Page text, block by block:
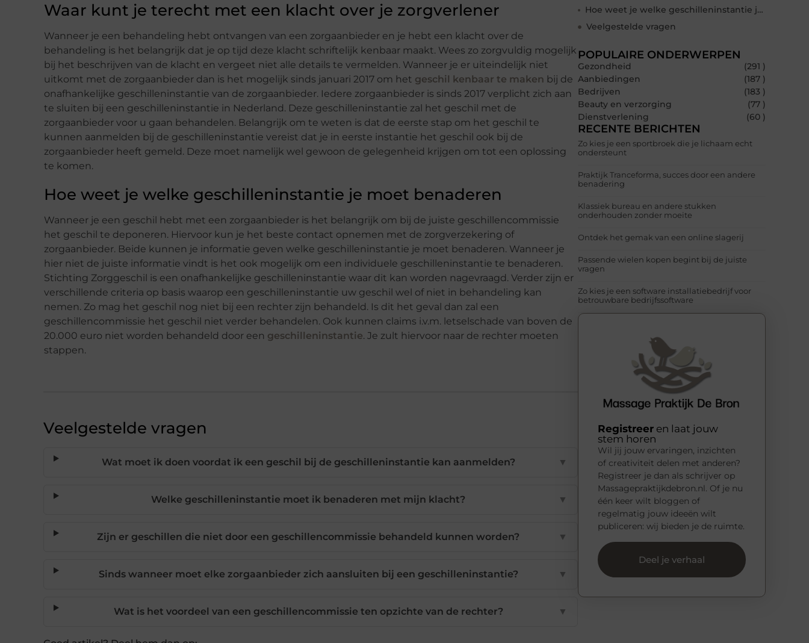
Waar kunt je terecht met een klacht over je zorgverlener
Wanneer je een behandeling hebt ontvangen van een zorgaanbieder en je hebt een klacht over de
behandeling is het belangrijk dat je op tijd deze klacht schriftelijk kenbaar maakt. Wees zo zorgvuldig mogelijk
bij het beschrijven van de klacht en vergeet niet alle details te vermelden. Wanneer je er uiteindelijk niet
uitkomt met de zorgaanbieder dan is het mogelijk sinds januari 2017 om het geschil kenbaar te maken bij de
onafhankelijke geschilleninstantie van de zorgaanbieder. Iedere zorgaanbieder is sinds 2017 verplicht zich aan
te sluiten bij een geschilleninstantie in Nederland. Deze geschilleninstantie zal het geschil met de
zorgaanbieder voor u gaan behandelen. Belangrijk om te weten is dat de eerste stap om het geschil te
kunnen aanmelden bij de geschilleninstantie vereist dat je in eerste instantie het geschil ook bij de
zorgaanbieder heeft gemeld. Deze moet namelijk wel gewoon de gelegenheid krijgen om tot een oplossing
te komen.
Hoe weet je welke geschilleninstantie je moet benaderen
Wanneer je een geschil hebt met een zorgaanbieder is het belangrijk om bij de juiste geschillencommissie
het geschil te deponeren. Hiervoor kun je het beste contact opnemen met de zorgverzekering of
zorgaanbieder. Beide kunnen je informatie geven welke geschilleninstantie je moet benaderen. Wanneer je
hier niet de juiste informatie vindt is het ook mogelijk om een individuele geschilleninstantie te benaderen.
Stichting Zorggeschil is een onafhankelijke geschilleninstantie waar dit kan worden nagevraagd. Verder zijn er
verschillende criteria op basis waarop een geschilleninstantie uw geschil wel of niet in behandeling kan
nemen. Zo mag het geschil nog niet bij een rechter zijn behandeld. Is dit het geval dan zal een
geschillencommissie het geschil niet verder behandelen. Ook kunnen claims i.v.m. letselschade van boven de
20.000 euro niet worden behandeld door een geschilleninstantie. Je zult hiervoor naar de rechter moeten
stappen.
Veelgestelde vragen
Wat moet ik doen voordat ik een geschil bij de geschilleninstantie kan aanmelden? ▼
Welke geschilleninstantie moet ik benaderen met mijn klacht? ▼
Zijn er geschillen die niet door een geschillencommissie behandeld kunnen worden? ▼
Sinds wanneer moet elke zorgaanbieder zich aansluiten bij een geschilleninstantie? ▼
Wat is het voordeel van een geschillencommissie ten opzichte van de rechter? ▼
Hoe weet je welke geschilleninstantie je moet benaderen
Veelgestelde vragen
POPULAIRE ONDERWERPEN
Gezondheid
(291 )
Aanbiedingen
(187 )
Bedrijven
(183 )
Beauty en verzorging
(77 )
Dienstverlening
(60 )
RECENTE BERICHTEN
Zo kies je een sportbroek die je lichaam echt
ondersteunt
Praktijk Tranceforma, succes door een andere
benadering
Klassiek bureau en andere stukken
onderhouden zonder moeite
Ontdek het gemak van een online slagerij
Passende wielen kopen begint bij de juiste
vragen
Zo kies je een software installatiebedrijf voor
betrouwbare bedrijfssoftware
Registreer en laat jouw
stem horen
Wil jij jouw ervaringen, inzichten
of creativiteit delen met anderen?
Registreer je dan als schrijver op
Massagepraktijkdebron.nl. Of je nu
één keer wilt bloggen of
regelmatig jouw ideeën wilt
publiceren: wij bieden je de ruimte.
Deel je verhaal